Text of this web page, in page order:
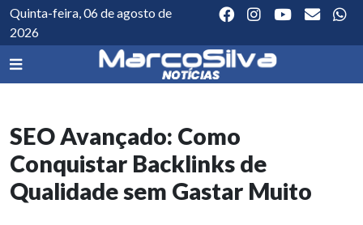
Quinta-feira, 06 de agosto de
2026
SEO Avançado: Como
Conquistar Backlinks de
Qualidade sem Gastar Muito